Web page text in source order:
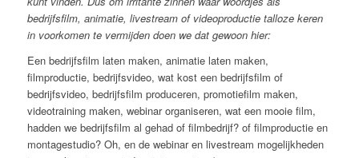
bedrijfsfilm, animatie, livestream of videoproductie talloze keren
in voorkomen te vermijden doen we dat gewoon hier:
Een bedrijfsfilm laten maken, animatie laten maken,
filmproductie, bedrijfsvideo, wat kost een bedrijfsfilm of
bedrijfsvideo, bedrijfsfilm produceren, promotiefilm maken,
videotraining maken, webinar organiseren, wat een mooie film,
hadden we bedrijfsfilm al gehad of filmbedrijf? of filmproductie en
montagestudio? Oh, en de webinar en livestream mogelijkheden